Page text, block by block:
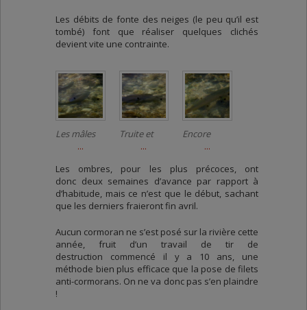
Les débits de fonte des neiges (le peu qu’il est
tombé) font que réaliser quelques clichés
devient vite une contrainte.
Les mâles
sont déjà
de noces
...
Truite et
ombre : un
génétiquement
impossible
...
Encore
quelques
sur les
frayères
...
Les ombres, pour les plus précoces, ont
donc deux semaines d’avance par rapport à
d’habitude, mais ce n’est que le début, sachant
que les derniers fraieront fin avril.
Aucun cormoran ne s’est posé sur la rivière cette
année, fruit d’un travail de tir de
destruction commencé il y a 10 ans, une
méthode bien plus efficace que la pose de filets
anti-cormorans. On ne va donc pas s’en plaindre
!